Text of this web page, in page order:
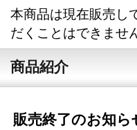
本商品は現在販売し
だくことはできませ
商品紹介
販売終了のお知ら